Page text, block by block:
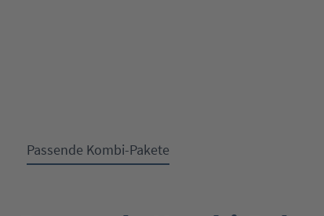
Passende Kombi-Pakete